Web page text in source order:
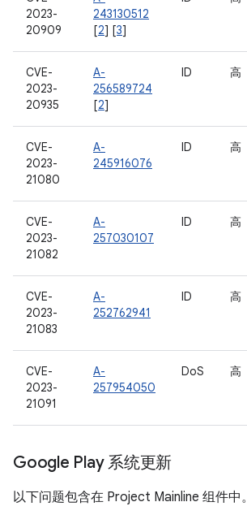
2023-
20909
243130512
[2] [3]
CVE-
2023-
20935
A-
256589724
[2]
ID 高
CVE-
2023-
21080
A-
245916076
ID 高
CVE-
2023-
21082
A-
257030107
ID 高
CVE-
2023-
21083
A-
252762941
ID 高
CVE-
2023-
21091
A-
257954050
DoS 高
Google Play 系统更新
以下问题包含在 Project Mainline 组件中。